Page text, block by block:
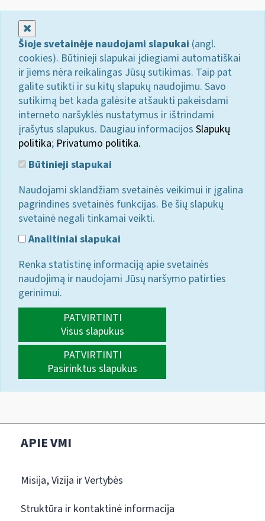
Šioje svetainėje naudojami slapukai (angl.
cookies). Būtinieji slapukai įdiegiami automatiškai
ir jiems nėra reikalingas Jūsų sutikimas. Taip pat
galite sutikti ir su kitų slapukų naudojimu. Savo
sutikimą bet kada galėsite atšaukti pakeisdami
interneto naršyklės nustatymus ir ištrindami
įrašytus slapukus. Daugiau informacijos Slapukų
politika; Privatumo politika.
Būtinieji slapukai
Naudojami sklandžiam svetainės veikimui ir įgalina
pagrindines svetainės funkcijas. Be šių slapukų
svetainė negali tinkamai veikti.
Analitiniai slapukai
Renka statistinę informaciją apie svetainės
naudojimą ir naudojami Jūsų naršymo patirties
gerinimui.
PATVIRTINTI
Visus slapukus
PATVIRTINTI
Pasirinktus slapukus
APIE VMI
Misija, Vizija ir Vertybės
Struktūra ir kontaktinė informacija